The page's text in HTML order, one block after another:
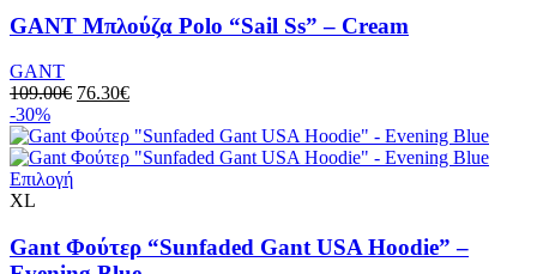
του
προϊόντος
έχει
πολλαπλές
Οι
επιλογές
μπορούν
να
επιλεγούν
στη
του
προϊόντος
GANT Μπλούζα Polo “Sail Ss” – Cream
GANT
109.00€ Original
was:
109.00€.
76.30€Η
τιμή
είναι:
-30%
ΕπιλογήΑυτό
έχει
πολλαπλές
XL
Gant Φούτερ “Sunfaded Gant USA Hoodie” –